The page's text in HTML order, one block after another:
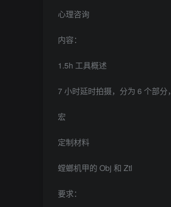
心理咨询
内容：
1.5h 工具概述
7 小时延时拍摄，分为 6 个部分
宏
定制材料
螳螂机甲的 Obj 和 Ztl
要求：